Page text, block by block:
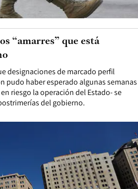
designaciones de marcado perfil
pudo haber esperado algunas semanas
riesgo la operación del Estado- se
del gobierno.
“amarres” que está